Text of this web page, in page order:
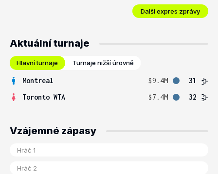
Další expres zprávy
Aktuální turnaje
Hlavní turnaje Turnaje nižší úrovně
Montreal $9.4M
31
Toronto WTA
$7.4M 32
Vzájemné zápasy